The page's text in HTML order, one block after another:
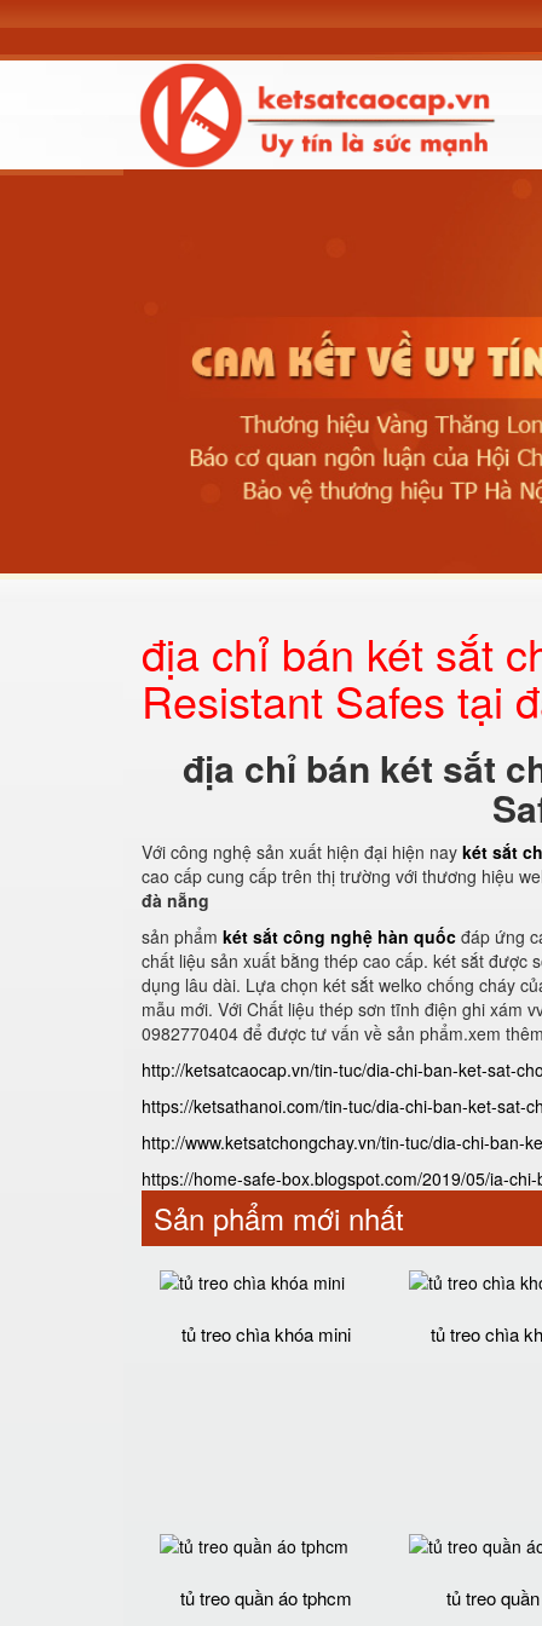
địa chỉ bán két sắt
Resistant Safes tại
địa chỉ bán két sắt
Với công nghệ sản xuất hiện đại hiện nay két sắt
cao cấp cung cấp trên thị trường với thương hiệu
đà nẵng
sản phẩm két sắt công nghệ hàn quốc đáp ứng
chất liệu sản xuất bằng thép cao cấp. két sắt được
dụng lâu dài. Lựa chọn két sắt welko chống cháy
mẫu mới. Với Chất liệu thép sơn tĩnh điện ghi xám
0982770404 để được tư vấn về sản phẩm.xem
http://ketsatcaocap.vn/tin-tuc/dia-chi-ban-ket-sat-
https://ketsathanoi.com/tin-tuc/dia-chi-ban-ket-sat-
http://www.ketsatchongchay.vn/tin-tuc/dia-chi-ban-
https://home-safe-box.blogspot.com/2019/05/ia-
Sản phẩm mới nhất
tủ treo chìa khóa mini
tủ treo chìa
tủ treo quần áo tphcm
tủ treo